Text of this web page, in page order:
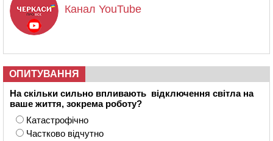
Канал YouTube
ОПИТУВАННЯ
На скільки сильно впливають відключення світла на
ваше життя, зокрема роботу?
Катастрофічно
Частково відчутно